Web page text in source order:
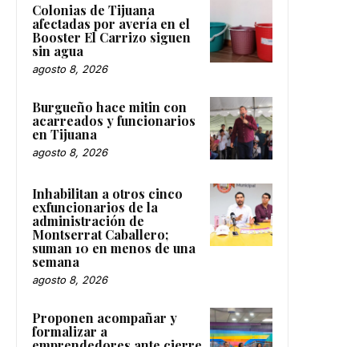
Colonias de Tijuana
afectadas por avería en el
Booster El Carrizo siguen
sin agua
agosto 8, 2026
Burgueño hace mitin con
acarreados y funcionarios
en Tijuana
agosto 8, 2026
Inhabilitan a otros cinco
exfuncionarios de la
administración de
Montserrat Caballero;
suman 10 en menos de una
semana
agosto 8, 2026
Proponen acompañar y
formalizar a